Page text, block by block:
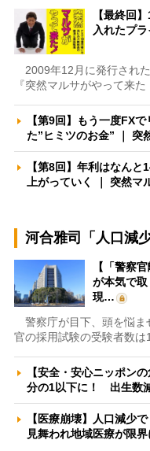
【最終回
入れたプ
2009年12月に発行され
『突然マルサがやって来
【第9回】もう一度FX
た”ヒミツのお金” ｜ 突
【第8回】年利はなん
上がっていく ｜ 突然マ
河合雅司「人口減
【「警察
が本気で
現…
警察庁が目下、頭を悩ま
官の採用試験の受験者数は
【安全・安心ニッポン
分の1以下に！ 出生数
【医療崩壊】人口減少
見舞われ地域医療が限